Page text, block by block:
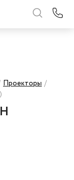
Проекторы /